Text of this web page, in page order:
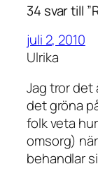
34 svar till
juli 2, 2010
Ulrika
Jag tror det
det gröna
folk veta
omsorg)
behandlar